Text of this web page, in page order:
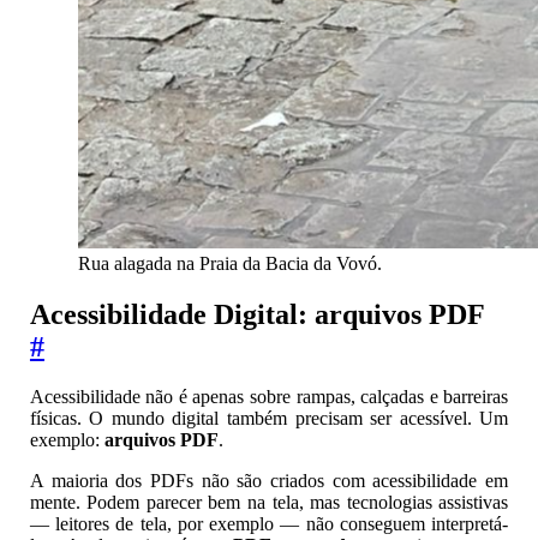
Rua alagada na Praia da Bacia da Vovó.
Acessibilidade Digital: arquivos PDF
#
Acessibilidade não é apenas sobre rampas, calçadas e barreiras
físicas. O mundo digital também precisam ser acessível. Um
exemplo: arquivos PDF.
A maioria dos PDFs não são criados com acessibilidade em
mente. Podem parecer bem na tela, mas tecnologias assistivas
— leitores de tela, por exemplo — não conseguem interpretá-